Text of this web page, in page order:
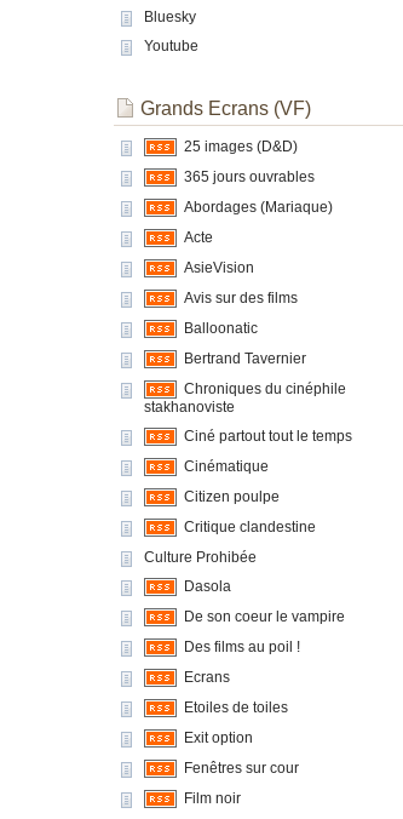
Bluesky
Youtube
Grands Ecrans (VF)
25 images (D&D)
365 jours ouvrables
Abordages (Mariaque)
Acte
AsieVision
Avis sur des films
Balloonatic
Bertrand Tavernier
Chroniques du cinéphile
stakhanoviste
Ciné partout tout le temps
Cinématique
Citizen poulpe
Critique clandestine
Culture Prohibée
Dasola
De son coeur le vampire
Des films au poil !
Ecrans
Etoiles de toiles
Exit option
Fenêtres sur cour
Film noir